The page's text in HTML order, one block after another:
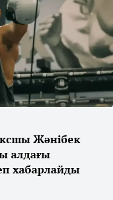
Жәнібек
алдағы
хабарлайды